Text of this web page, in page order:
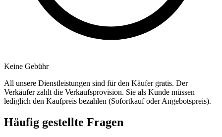
Keine Gebühr
All unsere Dienstleistungen sind für den Käufer gratis. Der
Verkäufer zahlt die Verkaufsprovision. Sie als Kunde müssen
lediglich den Kaufpreis bezahlen (Sofortkauf oder Angebotspreis).
Häufig gestellte Fragen